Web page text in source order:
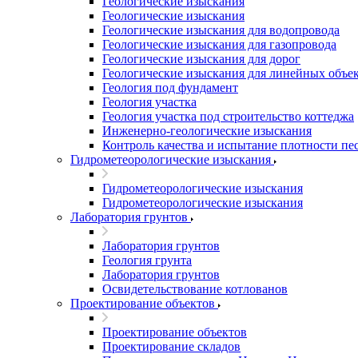
Геологические изыскания
Геологические изыскания для водопровода
Геологические изыскания для газопровода
Геологические изыскания для дорог
Геологические изыскания для линейных
Геология под фундамент
Геология участка
Геология участка под строительство коттеджа
Инженерно-геологические изыскания
Контроль качества и испытание плотности
Гидрометеорологические изыскания
Гидрометеорологические изыскания
Гидрометеорологические изыскания
Лаборатория грунтов
Лаборатория грунтов
Геология грунта
Лаборатория грунтов
Освидетельствование котлованов
Проектирование объектов
Проектирование объектов
Проектирование складов